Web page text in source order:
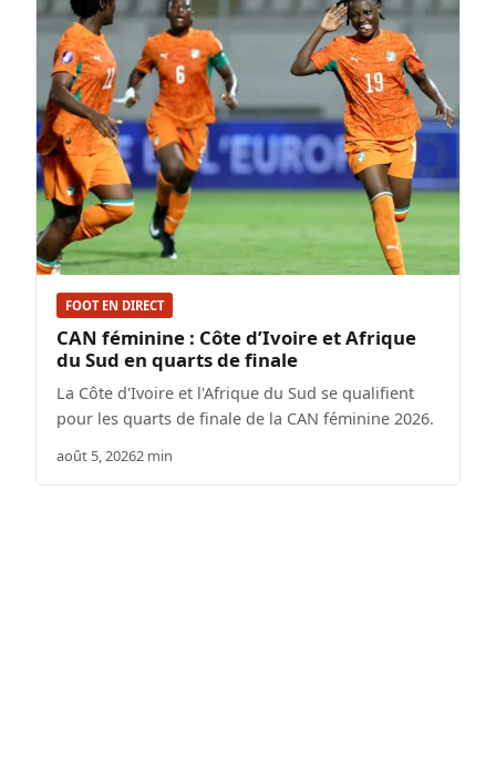
FOOT EN DIRECT
CAN féminine : Côte d’Ivoire et Afrique
du Sud en quarts de finale
La Côte d'Ivoire et l'Afrique du Sud se qualifient
pour les quarts de finale de la CAN féminine 2026.
août 5, 20262 min